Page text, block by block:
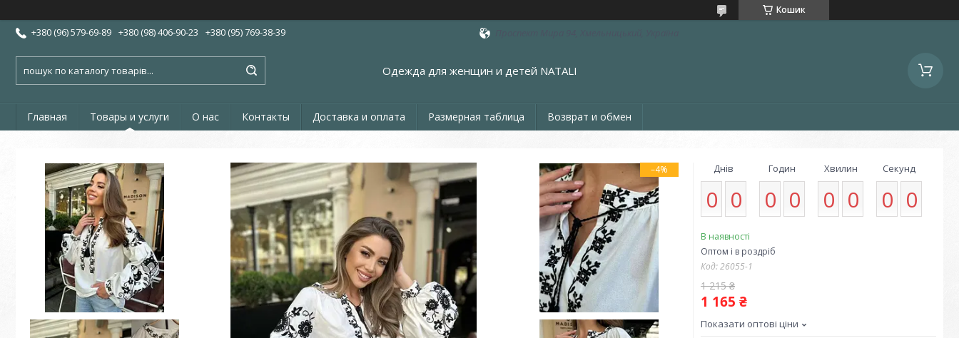
Кошик
+380 (96) 579-69-89 +380 (98) 406-90-23 +380 (95) 769-38-39
Одежда для женщин и детей NATALI
Главная Товары и услуги О нас Контакты Доставка и оплата Размерная таблица Возврат и обмен
–4% Днів
0 0
Годин
0 0
Хвилин
0 0
Секунд
0 0
В наявності
Оптом і в роздріб
Код:26055-1
1 215 ₴
1 165 ₴
Показати оптові ціни